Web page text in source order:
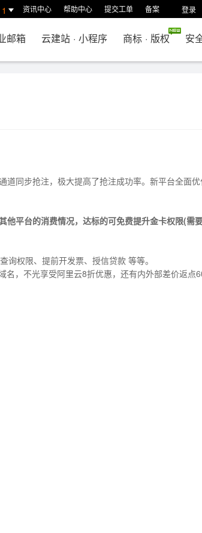
1 资讯中心 帮助中心 提交工单 备案 登录
邮箱 云建站 · 小程序 商标 · 版权 安
同步抢注，极大提高了抢注成功率。新平台全面优
他平台的消费情况，达标的可免费提升金卡权限(需
权限、提前开发票、授信贷款 等等。
，不光享受阿里云8折优惠，还有内外部差价返点